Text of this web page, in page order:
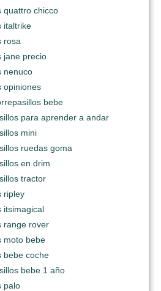
quattro chicco
italtrike
rosa
jane precio
nenuco
opiniones
bebe
para aprender a andar
mini
ruedas goma
en drim
tractor
ripley
itsimagical
range rover
moto bebe
bebe coche
bebe 1 año
palo